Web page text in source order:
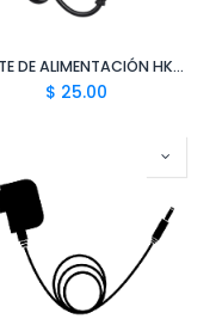
FUENTE DE ALIMENTACIÓN HKS 12V 6A 1260
$ 25.00